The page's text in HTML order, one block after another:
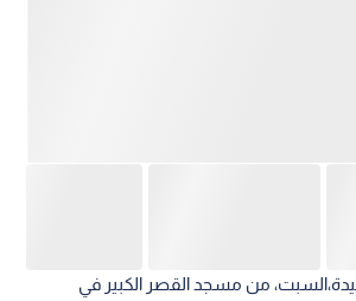
من مسجد القصر الكبير في